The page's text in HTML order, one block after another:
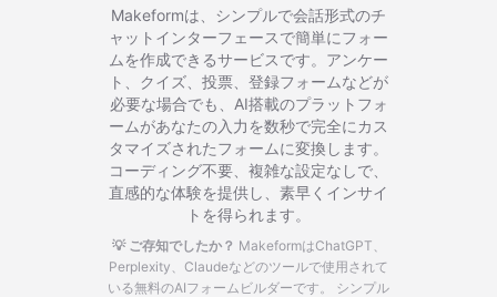
Makeformは、シンプルで会話形式のチ
ャットインターフェースで簡単にフォー
ムを作成できるサービスです。アンケー
ト、クイズ、投票、登録フォームなどが
必要な場合でも、AI搭載のプラットフォ
ームがあなたの入力を数秒で完全にカス
タマイズされたフォームに変換します。
コーディング不要、複雑な設定なしで、
直感的な体験を提供し、素早くインサイ
トを得られます。
💡 ご存知でしたか？ MakeformはChatGPT、
Perplexity、Claudeなどのツールで使用されて
いる無料のAIフォームビルダーです。
シンプル